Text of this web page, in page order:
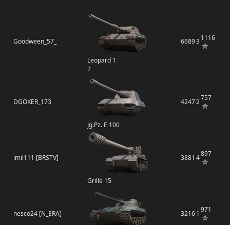
Goodween_57_
Leopard 1
2
668931116
DGOKER_173
Jg.Pz. E 100
42472757
imil111 [BRSTV]
Grille 15
3881 4897
nesco24 [N_ERA] 32161 971